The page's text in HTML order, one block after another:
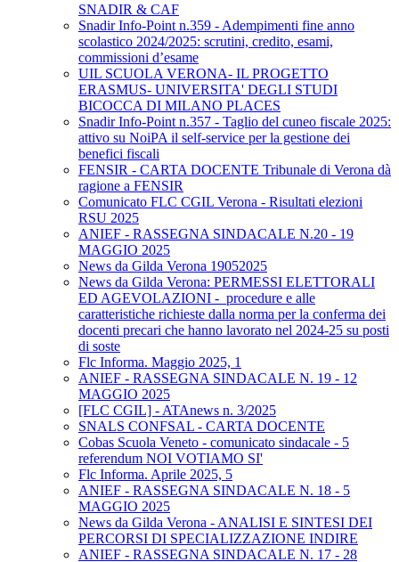
SNADIR & CAF
Snadir Info-Point n.359 - Adempimenti fine anno
scolastico 2024/2025: scrutini, credito, esami,
commissioni d’esame
UIL SCUOLA VERONA- IL PROGETTO
ERASMUS- UNIVERSITA' DEGLI STUDI
BICOCCA DI MILANO PLACES
Snadir Info-Point n.357 - Taglio del cuneo fiscale 2025:
attivo su NoiPA il self-service per la gestione dei
benefici fiscali
FENSIR - CARTA DOCENTE Tribunale di Verona dà
ragione a FENSIR
Comunicato FLC CGIL Verona - Risultati elezioni
RSU 2025
ANIEF - RASSEGNA SINDACALE N.20 - 19
MAGGIO 2025
News da Gilda Verona 19052025
News da Gilda Verona: PERMESSI ELETTORALI
ED AGEVOLAZIONI - procedure e alle
caratteristiche richieste dalla norma per la conferma dei
docenti precari che hanno lavorato nel 2024-25 su posti
di soste
Flc Informa. Maggio 2025, 1
ANIEF - RASSEGNA SINDACALE N. 19 - 12
MAGGIO 2025
[FLC CGIL] - ATAnews n. 3/2025
SNALS CONFSAL - CARTA DOCENTE
Cobas Scuola Veneto - comunicato sindacale - 5
referendum NOI VOTIAMO SI'
Flc Informa. Aprile 2025, 5
ANIEF - RASSEGNA SINDACALE N. 18 - 5
MAGGIO 2025
News da Gilda Verona - ANALISI E SINTESI DEI
PERCORSI DI SPECIALIZZAZIONE INDIRE
ANIEF - RASSEGNA SINDACALE N. 17 - 28